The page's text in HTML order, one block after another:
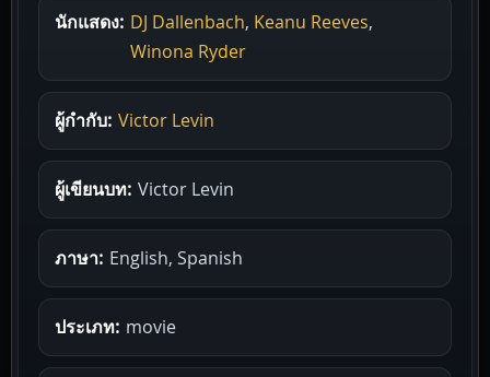
นักแสดง: DJ Dallenbach, Keanu Reeves,
Winona Ryder
ผู้กำกับ: Victor Levin
ผู้เขียนบท: Victor Levin
ภาษา: English, Spanish
ประเภท: movie